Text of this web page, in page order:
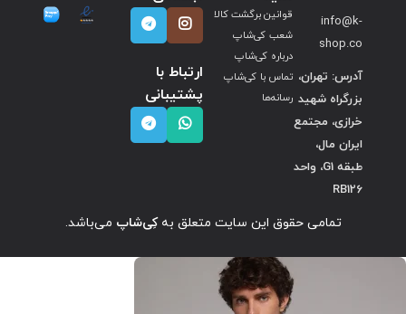
info@k-
shop.co
آدرس: تهران،
بزرگراه شهید
خرازی، مجتمع
ایران مال،
طبقه G1، واحد
RB126
قوانین برگشت کالا
شعب کی‌شاپ
درباره کی‌شاپ
تماس با کی‌شاپ
رسانه‌ها
ارتباط با
پشتیبانی
تمامی حقوق این سایت متعلق بهکِی‌شاپ می‌باشد.